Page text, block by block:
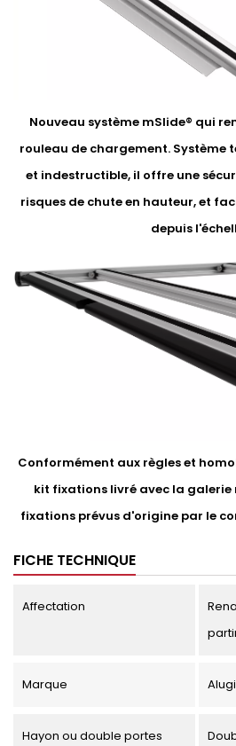
Nouveau système mSlide® qui
rouleau de chargement. Système
et indestructible, il offre une
risques de chute en hauteur, et
depuis
Conformément aux règles et
kit fixations livré avec la galerie
fixations prévus d'origine par le
FICHE TECHNIQUE
Affectation
Marque Alugi
Hayon ou double portes